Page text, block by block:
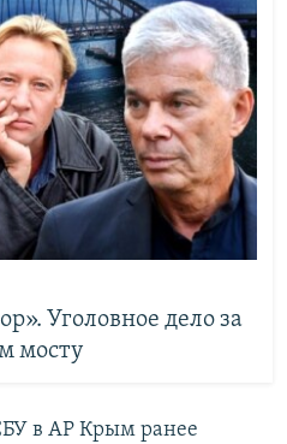
Уголовное дело за
мосту
в АР Крым ранее